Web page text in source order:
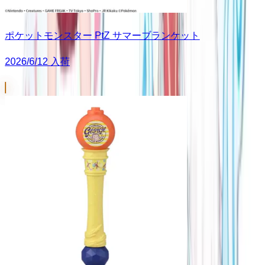
ポケットモンスター PtZ サマーブランケット
2026/6/12 入荷